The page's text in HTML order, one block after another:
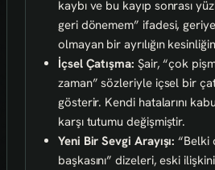
kaybı ve bu kayıp sonrası
geri dönemem” ifadesi,
olmayan bir ayrılığın
İçsel Çatışma: Şair, “çok
zaman” sözleriyle içsel bir
gösterir. Kendi hatalarını
karşı tutumu değişmiştir.
Yeni Bir Sevgi Arayışı: “Belki
başkasını” dizeleri, eski